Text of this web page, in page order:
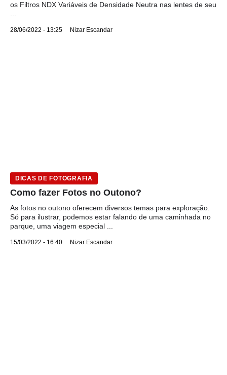
os Filtros NDX Variáveis de Densidade Neutra nas lentes de seu
28/06/2022 - 13:25 Nizar Escandar
DICAS DE FOTOGRAFIA
Como fazer Fotos no Outono?
As fotos no outono oferecem diversos temas para exploração.
Só para ilustrar, podemos estar falando de uma caminhada no
parque, uma viagem especial ...
15/03/2022 - 16:40 Nizar Escandar